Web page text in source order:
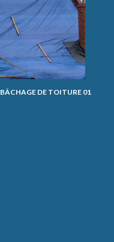
BÂCHAGE DE TOITURE 01